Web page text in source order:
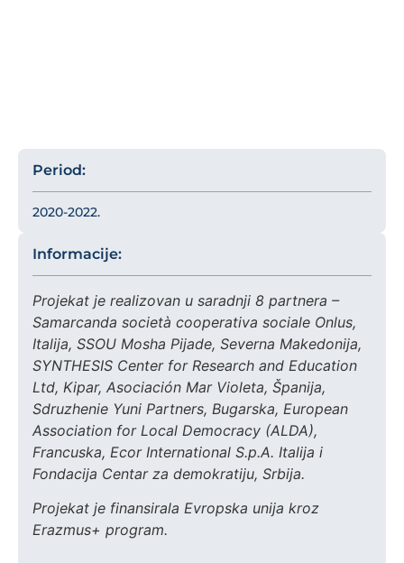
Period:
2020-2022.
Informacije:
Projekat je realizovan u saradnji 8 partnera –
Samarcanda società cooperativa sociale Onlus,
Italija, SSOU Mosha Pijade, Severna Makedonija,
SYNTHESIS Center for Research and Education
Ltd, Kipar, Asociación Mar Violeta, Španija,
Sdruzhenie Yuni Partners, Bugarska, European
Association for Local Democracy (ALDA),
Francuska, Ecor International S.p.A. Italija i
Fondacija Centar za demokratiju, Srbija.
Projekat je finansirala Evropska unija kroz
Erazmus+ program.